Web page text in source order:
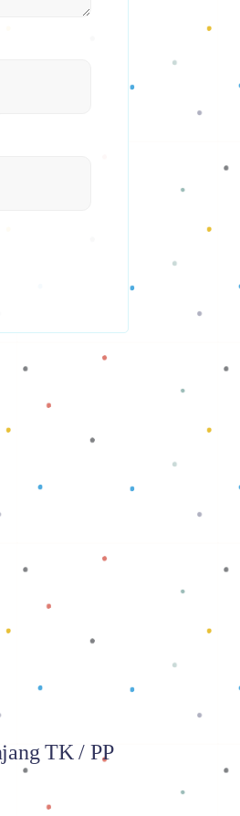
TK / PP